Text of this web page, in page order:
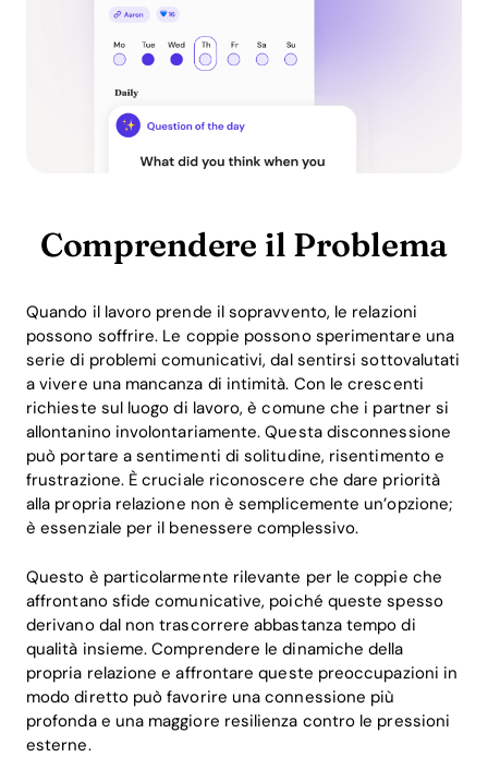
Comprendere il Problema
Quando il lavoro prende il sopravvento, le relazioni
possono soffrire. Le coppie possono sperimentare una
serie di problemi comunicativi, dal sentirsi sottovalutati
a vivere una mancanza di intimità. Con le crescenti
richieste sul luogo di lavoro, è comune che i partner si
allontanino involontariamente. Questa disconnessione
può portare a sentimenti di solitudine, risentimento e
frustrazione. È cruciale riconoscere che dare priorità
alla propria relazione non è semplicemente un’opzione;
è essenziale per il benessere complessivo.
Questo è particolarmente rilevante per le coppie che
affrontano sfide comunicative, poiché queste spesso
derivano dal non trascorrere abbastanza tempo di
qualità insieme. Comprendere le dinamiche della
propria relazione e affrontare queste preoccupazioni in
modo diretto può favorire una connessione più
profonda e una maggiore resilienza contro le pressioni
esterne.